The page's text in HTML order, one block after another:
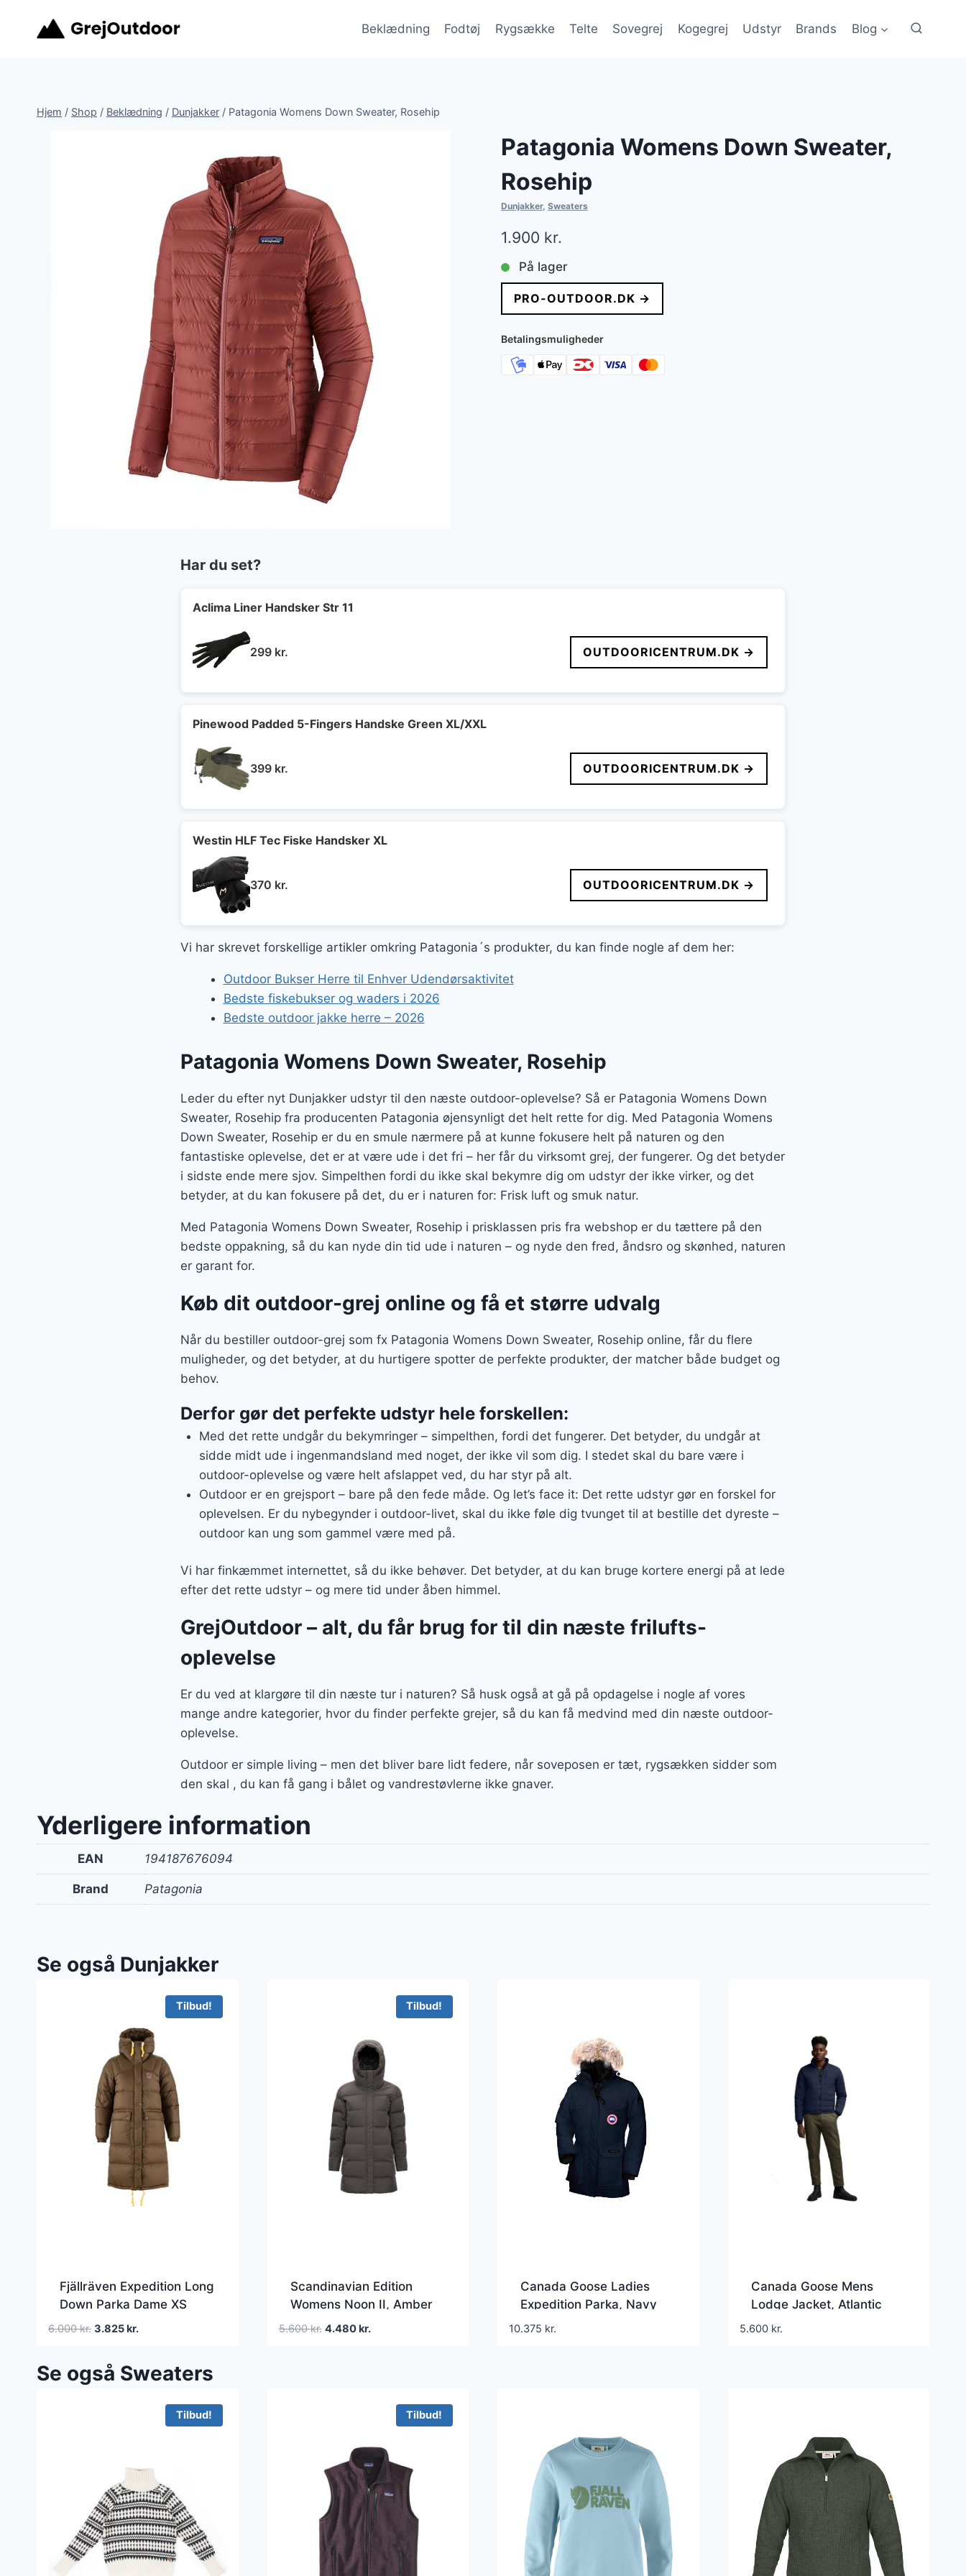
Beklædning Fodtøj Rygsække Telte Sovegrej Kogegrej Udstyr Brands Blog
Hjem / Shop / Beklædning / Dunjakker / Patagonia Womens Down Sweater, Rosehip
Patagonia Womens Down Sweater,
Rosehip
Dunjakker, Sweaters
1.900 kr.
På lager
PRO-OUTDOOR.DK →
Betalingsmuligheder
Har du set?
Aclima Liner Handsker Str 11
299 kr. OUTDOORICENTRUM.DK →
Pinewood Padded 5-Fingers Handske Green XL/XXL
399 kr. OUTDOORICENTRUM.DK →
Westin HLF Tec Fiske Handsker XL
370 kr. OUTDOORICENTRUM.DK →
Vi har skrevet forskellige artikler omkring Patagonia´s produkter, du kan finde nogle af dem her:
Outdoor Bukser Herre til Enhver Udendørsaktivitet
Bedste fiskebukser og waders i 2026
Bedste outdoor jakke herre – 2026
Patagonia Womens Down Sweater, Rosehip
Leder du efter nyt Dunjakker udstyr til den næste outdoor-oplevelse? Så er Patagonia Womens Down
Sweater, Rosehip fra producenten Patagonia øjensynligt det helt rette for dig. Med Patagonia Womens
Down Sweater, Rosehip er du en smule nærmere på at kunne fokusere helt på naturen og den
fantastiske oplevelse, det er at være ude i det fri – her får du virksomt grej, der fungerer. Og det betyder
i sidste ende mere sjov. Simpelthen fordi du ikke skal bekymre dig om udstyr der ikke virker, og det
betyder, at du kan fokusere på det, du er i naturen for: Frisk luft og smuk natur.
Med Patagonia Womens Down Sweater, Rosehip i prisklassen pris fra webshop er du tættere på den
bedste oppakning, så du kan nyde din tid ude i naturen – og nyde den fred, åndsro og skønhed, naturen
er garant for.
Køb dit outdoor-grej online og få et større udvalg
Når du bestiller outdoor-grej som fx Patagonia Womens Down Sweater, Rosehip online, får du flere
muligheder, og det betyder, at du hurtigere spotter de perfekte produkter, der matcher både budget og
behov.
Derfor gør det perfekte udstyr hele forskellen:
Med det rette undgår du bekymringer – simpelthen, fordi det fungerer. Det betyder, du undgår at
sidde midt ude i ingenmandsland med noget, der ikke vil som dig. I stedet skal du bare være i
outdoor-oplevelse og være helt afslappet ved, du har styr på alt.
Outdoor er en grejsport – bare på den fede måde. Og let’s face it: Det rette udstyr gør en forskel for
oplevelsen. Er du nybegynder i outdoor-livet, skal du ikke føle dig tvunget til at bestille det dyreste –
outdoor kan ung som gammel være med på.
Vi har finkæmmet internettet, så du ikke behøver. Det betyder, at du kan bruge kortere energi på at lede
efter det rette udstyr – og mere tid under åben himmel.
GrejOutdoor – alt, du får brug for til din næste frilufts-
oplevelse
Er du ved at klargøre til din næste tur i naturen? Så husk også at gå på opdagelse i nogle af vores
mange andre kategorier, hvor du finder perfekte grejer, så du kan få medvind med din næste outdoor-
oplevelse.
Outdoor er simple living – men det bliver bare lidt federe, når soveposen er tæt, rygsækken sidder som
den skal , du kan få gang i bålet og vandrestøvlerne ikke gnaver.
Yderligere information
EAN 194187676094
Brand Patagonia
Se også Dunjakker
Tilbud!
Fjällräven Expedition Long
Down Parka Dame XS
Brun Dunjakker
6.000kr. Den
pris
var:
3.825kr.
er:
Tilbud!
Scandinavian Edition
Womens Noon II, Amber
5.600kr. Den
4.480kr.Den
Canada Goose Ladies
Expedition Parka, Navy
10.375 kr.
Canada Goose Mens
Lodge Jacket, Atlantic
Navy
5.600 kr.
Se også Sweaters
Tilbud! Tilbud!